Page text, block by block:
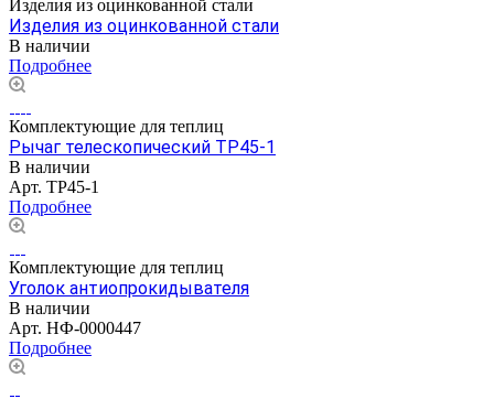
Изделия из оцинкованной стали
Изделия из оцинкованной стали
В наличии
Подробнее
Комплектующие для теплиц
Рычаг телескопический ТР45-1
В наличии
Арт. ТР45-1
Подробнее
Комплектующие для теплиц
Уголок антиопрокидывателя
В наличии
Арт. НФ-0000447
Подробнее